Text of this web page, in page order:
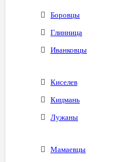
Боровцы
Глинница
Иванковцы
Киселев
Кицмань
Лужаны
Мамаевцы